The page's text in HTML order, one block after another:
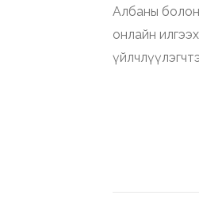
Албаны
онлайн